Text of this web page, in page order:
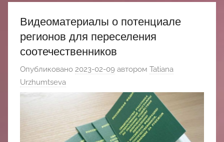
俄
罗
斯
文
化
ПЕКИНЕ
Видеоматериалы о потенциале
регионов для переселения
соотечественников
Опубликовано 2023-02-09 автором Tatiana
Urzhumtseva